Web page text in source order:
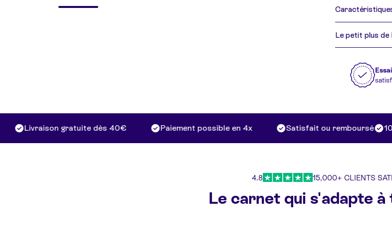
Le petit plus de
Livraison gratuite dès 40€ Paiement possible en 4x Satisfait ou remboursé
4.8 15,000+ CLIENTS
Le carnet qui s'adapte